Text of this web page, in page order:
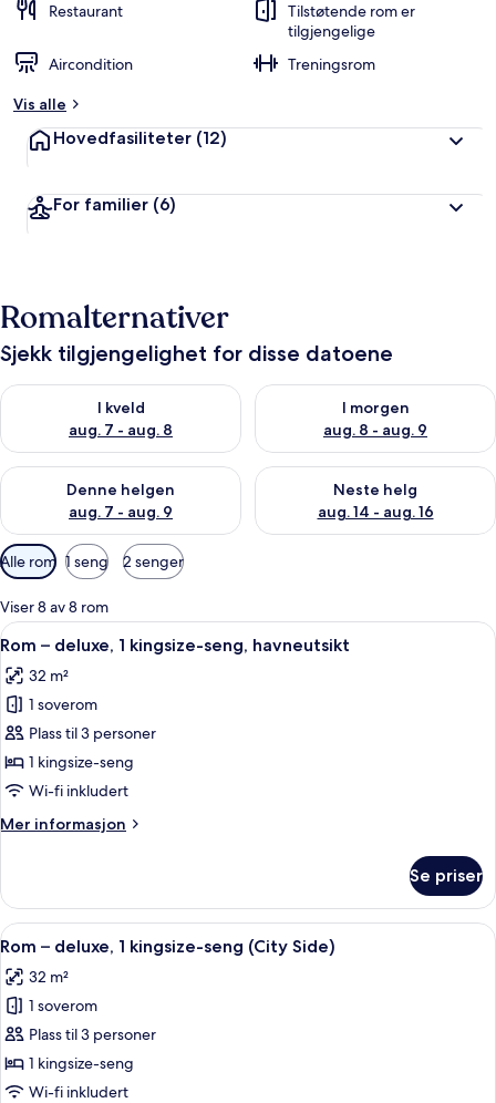
Restaurant
Tilstøtende rom er
tilgjengelige
Aircondition
Treningsrom
Vis alle
Hovedfasiliteter (12)
For familier (6)
Romalternativer
Sjekk tilgjengelighet for disse datoene
I kveld
aug. 7 - aug. 8
Sjekk tilgjengelighet for i kveld, aug. 7 - aug. 8
I morgen
aug. 8 - aug. 9
Sjekk tilgjengelighet for i
Denne helgen
aug. 7 - aug. 9
Sjekk tilgjengelighet for denne helgen, aug. 7 - aug. 9
Neste helg
aug. 14 - aug. 16
Sjekk tilgjengelighet for neste
Tilgjengelige
filtre
for
rom
Alle rom 1 seng 2 senger
Viser 8 av 8 rom
Åpne
alle
bildene
av
Rom
–
deluxe,
kingsize-
Rom – deluxe, 1 kingsize-seng,
10
Rom – deluxe, 1 kingsize-seng, havneutsikt
32 m²
1 soverom
Plass til 3 personer
1 kingsize-seng
Wi-fi inkludert
Mer informasjon
Mer
–
deluxe,
1
seng,
havneutsikt
Se priser
Åpne
alle
bildene
av
Rom
–
deluxe,
Rom – deluxe, 1 kingsize-seng
9
Rom – deluxe, 1 kingsize-seng (City Side)
32 m²
1 soverom
Plass til 3 personer
1 kingsize-seng
Wi-fi inkludert